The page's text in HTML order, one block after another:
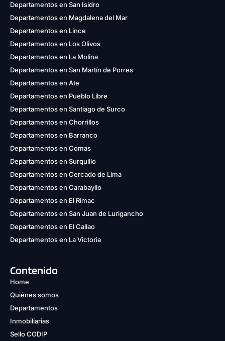
Departamentos en San Isidro
Departamentos en Magdalena del Mar
Departamentos en Lince
Departamentos en Los Olivos
Departamentos en La Molina
Departamentos en San Martín de Porres
Departamentos en Ate
Departamentos en Pueblo Libre
Departamentos en Santiago de Surco
Departamentos en Chorrillos
Departamentos en Barranco
Departamentos en Comas
Departamentos en Surquillo
Departamentos en Cercado de Lima
Departamentos en Carabayllo
Departamentos en El Rimac
Departamentos en San Juan de Lurigancho
Departamentos en El Callao
Departamentos en La Victoria
Contenido
Home
Quiénes somos
Departamentos
Inmobiliarias
Sello CODIP